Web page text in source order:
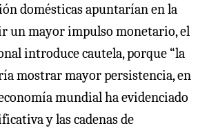
domésticas apuntarían en la
un mayor impulso monetario, el
introduce cautela, porque “la
mostrar mayor persistencia, en
mundial ha evidenciado
y las cadenas de